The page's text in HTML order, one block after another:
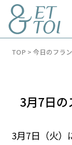
TOP > 今日のフラ
3月7日
3月7日（火）